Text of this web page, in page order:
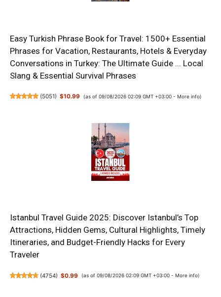
Easy Turkish Phrase Book for Travel: 1500+ Essential
Phrases for Vacation, Restaurants, Hotels & Everyday
Conversations in Turkey: The Ultimate Guide ... Local
Slang & Essential Survival Phrases
(5051) $10.99 (as of 09/08/2026 02:09 GMT +03:00 - More info)
Istanbul Travel Guide 2025: Discover Istanbul’s Top
Attractions, Hidden Gems, Cultural Highlights, Timely
Itineraries, and Budget-Friendly Hacks for Every
Traveler
(4754) $0.99 (as of 09/08/2026 02:09 GMT +03:00 - More info)